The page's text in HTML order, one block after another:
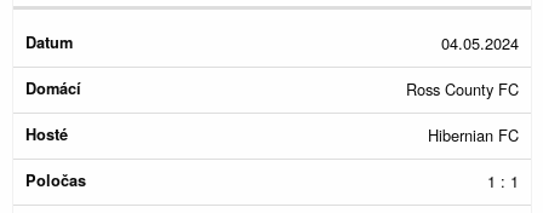
04.05.2024
Ross County FC
Hibernian FC
1 : 1